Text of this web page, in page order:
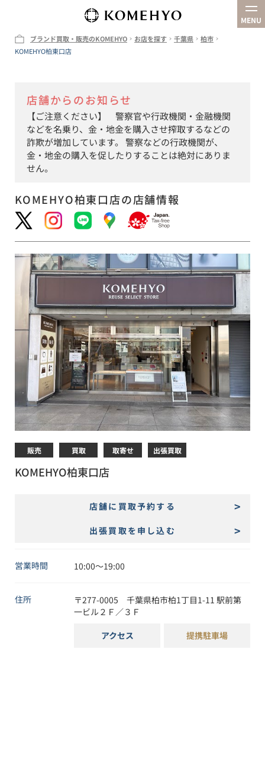
MENU
買取 オンラインストア
ブランド買取・販売のKOMEHYO お店を探す 千葉県
柏市
KOMEHYO柏東口店
店舗からのお知らせ
【ご注意ください】 警察官や行政機関・金融機関
などを名乗り、金・地金を購入させ搾取するなどの
詐欺が増加しています。 警察などの行政機関が、
金・地金の購入を促したりすることは絶対にありま
せん。
KOMEHYO柏東口店の店舗情報
販売 買取 取寄せ 出張買取
KOMEHYO柏東口店
店舗に買取予約する
出張買取を申し込む
営業時間 10:00〜19:00
住所 〒277-0005 千葉県柏市柏1丁目1-11 駅前第
一ビル２Ｆ／３Ｆ
アクセス
提携駐車場